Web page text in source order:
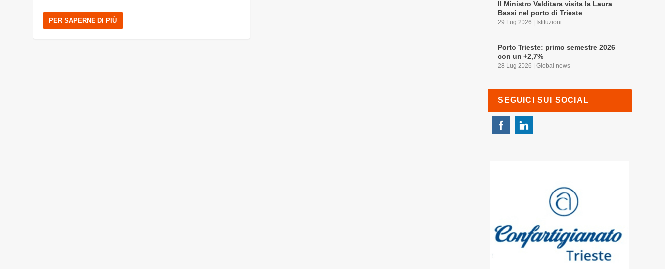
PER SAPERNE DI PIÙ
Il Ministro Valditara visita la Laura
Bassi nel porto di Trieste
29 Lug 2026 Istituzioni
Porto Trieste: primo semestre 2026
con un +2,7%
28 Lug 2026 |Global news
SEGUICI SUI SOCIAL